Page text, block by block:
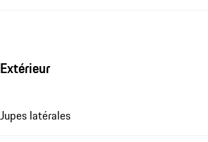
Extérieur
Jupes latérales